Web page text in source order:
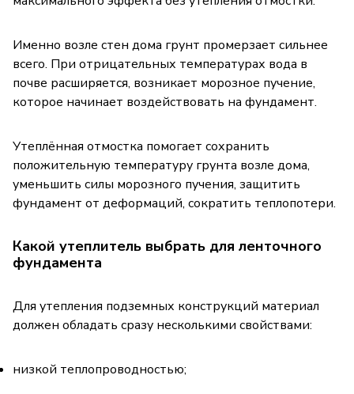
Именно возле стен дома грунт промерзает сильнее
всего. При отрицательных температурах вода в
почве расширяется, возникает морозное пучение,
которое начинает воздействовать на фундамент.
Утеплённая отмостка помогает сохранить
положительную температуру грунта возле дома,
уменьшить силы морозного пучения, защитить
фундамент от деформаций, сократить теплопотери.
Какой утеплитель выбрать для ленточного
фундамента
Для утепления подземных конструкций материал
должен обладать сразу несколькими свойствами:
низкой теплопроводностью;